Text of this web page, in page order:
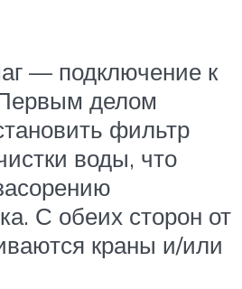
— подключение к
делом
фильтр
воды, что
С обеих сторон от
краны и/или